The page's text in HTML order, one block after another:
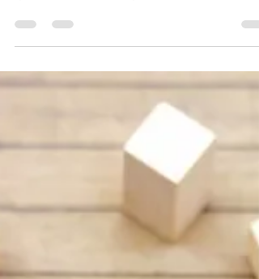
で、採用戦略の基盤構築を進めてきました。適切
な媒体選定により優秀な人材からの応募を獲得で
きても、選考プロセスが最適化されていなけれ
ば、せっかくの機会を逃してしまいます。 第8回
となる今回は、「採用プロセスの最適化」につい
て詳しく解説します。応募者の適性を正確に見極
め、自社にマッチした人材を確実に採用する選考
システムの構築方法をお伝えします。 現代の労
働市場では、優秀な人材ほど複数の選択肢を持っ
ています。長期化する選考プロセスや不透明な判
断基準は、有能な候補者の離脱を招く要因となり
ます。効率性と精度を両立した選考プロセスの構